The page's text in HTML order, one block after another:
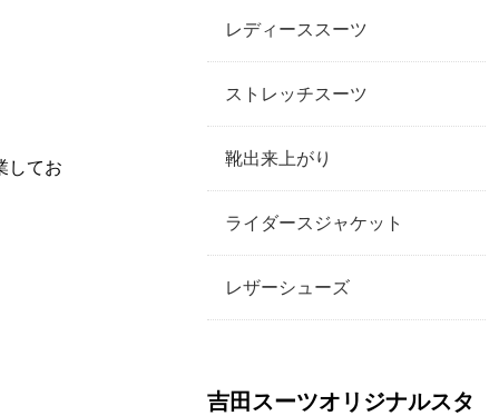
してお
レディーススーツ
ストレッチスーツ
靴出来上がり
ライダースジャケット
レザーシューズ
吉田スーツオリジナルスタ